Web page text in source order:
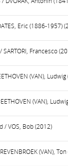
Eric (1886-1957)
Francesco
(VAN),
(VAN),
/ VOS, Bob (2012)
(VAN),